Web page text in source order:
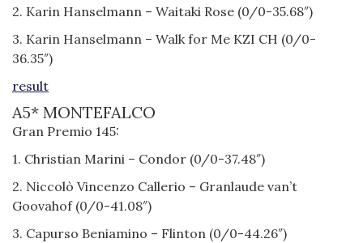
2. Karin Hanselmann – Waitaki Rose (0/0-35.68″)
3. Karin Hanselmann – Walk for Me KZI CH (0/0-
36.35″)
result
A5* MONTEFALCO
Gran Premio 145:
1. Christian Marini – Condor (0/0-37.48″)
2. Niccolò Vincenzo Callerio – Granlaude van’t
Goovahof (0/0-41.08″)
3. Capurso Beniamino – Flinton (0/0-44.26″)